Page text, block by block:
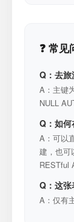
❓ 常见
Q：去旅
A：主键
NULL
Q：如何
A：可以
建，也可
RESTful
Q：这张
A：仅有